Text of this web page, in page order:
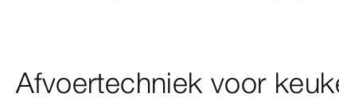
Afvoertechniek voor